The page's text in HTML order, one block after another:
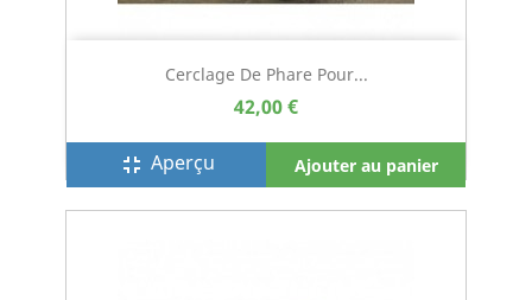
Cerclage De Phare Pour...
42,00 €
fullscreen_exit Aperçu Ajouter au panier